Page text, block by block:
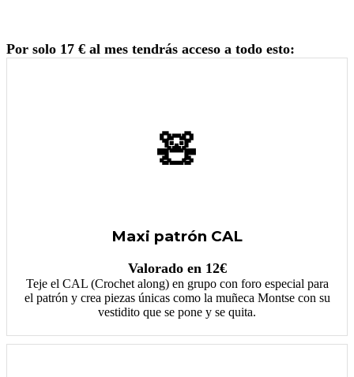
Por solo 17 € al mes tendrás acceso a todo esto:
🧸
Maxi patrón CAL
Valorado en 12€
Teje el CAL (Crochet along) en grupo con foro especial para
el patrón y crea piezas únicas como la muñeca Montse con su
vestidito que se pone y se quita.